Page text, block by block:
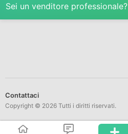
Sei un venditore professionale?
Contattaci
Copyright © 2026 Tutti i diritti riservati.